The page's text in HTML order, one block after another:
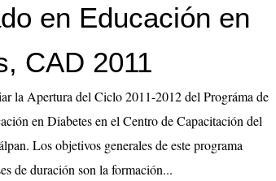
en Educación en
CAD 2011
la Apertura del Ciclo 2011-2012 del Prográma de
en Diabetes en el Centro de Capacitación del
Los objetivos generales de este programa
de duración son la formación...